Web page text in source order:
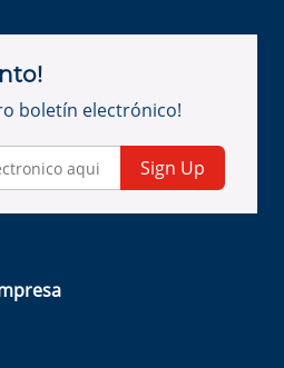
boletín electrónico!
Sign Up